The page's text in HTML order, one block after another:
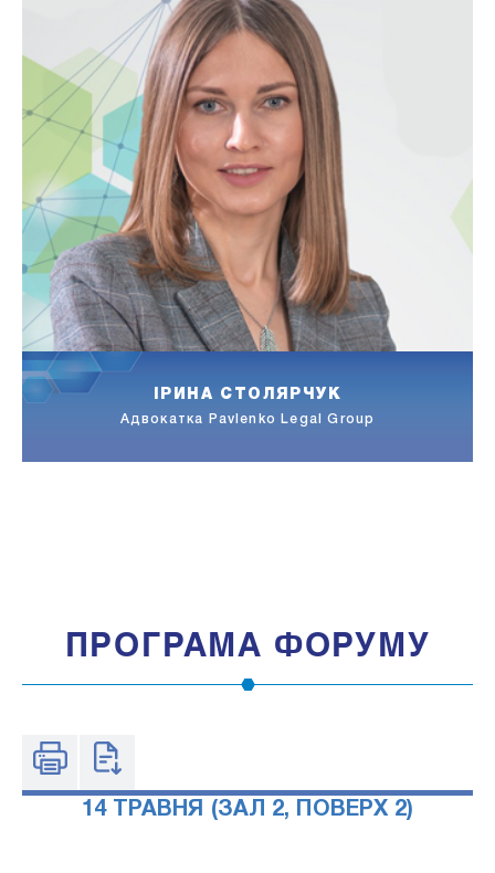
ІРИНА СТОЛЯРЧУК
Адвокатка Pavlenko Legal Group
ПРОГРАМА ФОРУМУ
14 ТРАВНЯ (ЗАЛ 2, ПОВЕРХ 2)